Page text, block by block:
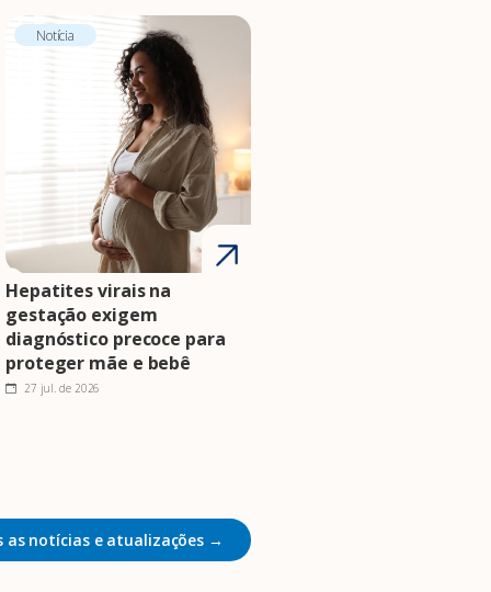
Notícia
Hepatites virais na
gestação exigem
diagnóstico precoce para
proteger mãe e bebê
27 jul. de 2026
as notícias e atualizações →